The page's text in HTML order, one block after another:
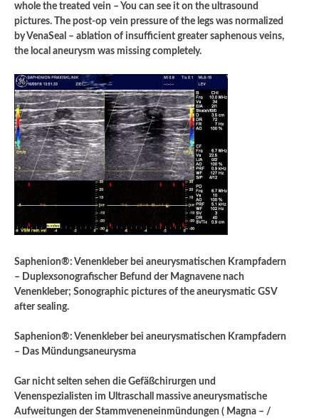
whole the treated vein – You can see it on the ultrasound
pictures. The post-op vein pressure of the legs was normalized
by VenaSeal – ablation of insufficient greater saphenous veins,
the local aneurysm was missing completely.
Saphenion®: Venenkleber bei aneurysmatischen Krampfadern
– Duplexsonografischer Befund der Magnavene nach
Venenkleber; Sonographic pictures of the aneurysmatic GSV
after sealing.
Saphenion®: Venenkleber bei aneurysmatischen Krampfadern
– Das Mündungsaneurysma
Gar nicht selten sehen die Gefäßchirurgen und
Venenspezialisten im Ultraschall massive aneurysmatische
Aufweitungen der Stammveneneinmündungen ( Magna – /